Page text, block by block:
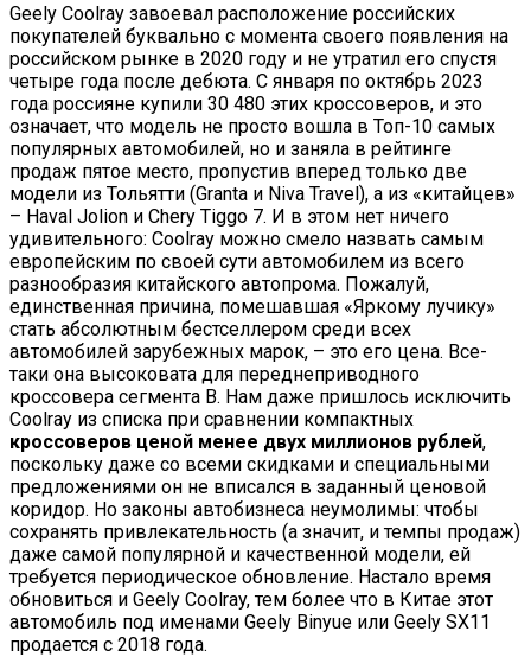
Geely Coolray завоевал расположение российских
покупателей буквально с момента своего появления на
российском рынке в 2020 году и не утратил его спустя
четыре года после дебюта. С января по октябрь 2023
года россияне купили 30 480 этих кроссоверов, и это
означает, что модель не просто вошла в Топ-10 самых
популярных автомобилей, но и заняла в рейтинге
продаж пятое место, пропустив вперед только две
модели из Тольятти (Granta и Niva Travel), а из «китайцев»
– Haval Jolion и Chery Tiggo 7. И в этом нет ничего
удивительного: Coolray можно смело назвать самым
европейским по своей сути автомобилем из всего
разнообразия китайского автопрома. Пожалуй,
единственная причина, помешавшая «Яркому лучику»
стать абсолютным бестселлером среди всех
автомобилей зарубежных марок, – это его цена. Все-
таки она высоковата для переднеприводного
кроссовера сегмента B. Нам даже пришлось исключить
Coolray из списка при сравнении компактных
кроссоверов ценой менее двух миллионов рублей,
поскольку даже со всеми скидками и специальными
предложениями он не вписался в заданный ценовой
коридор. Но законы автобизнеса неумолимы: чтобы
сохранять привлекательность (а значит, и темпы продаж)
даже самой популярной и качественной модели, ей
требуется периодическое обновление. Настало время
обновиться и Geely Coolray, тем более что в Китае этот
автомобиль под именами Geely Binyue или Geely SX11
продается с 2018 года.